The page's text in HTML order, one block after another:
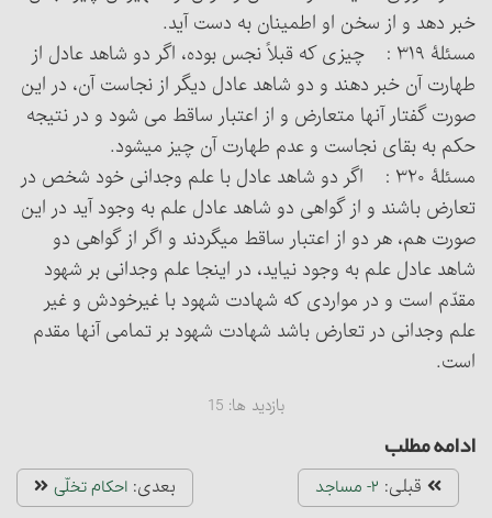
خبر دهد و از سخن او اطمینان به دست آید.
مسئلۀ ۳۱۹ : چیزی که قبلاً نجس بوده، اگر دو شاهد عادل از
طهارت آن خبر دهند و دو شاهد عادل دیگر از نجاست آن، در این
صورت گفتار آنها متعارض و از اعتبار ساقط می شود و در نتیجه
حکم به بقای نجاست و عدم طهارت آن چیز می‏شود.
مسئلۀ ۳۲۰ : اگر دو شاهد عادل با علم وجدانی خود شخص در
تعارض باشند و از گواهی دو شاهد عادل علم به وجود آید در این
صورت هم، هر دو از اعتبار ساقط می‏گردند و اگر از گواهی دو
شاهد عادل علم به وجود نیاید، در اینجا علم وجدانی بر شهود
مقدّم است و در مواردی که شهادت شهود با غیرخودش و غیر
علم وجدانی در تعارض باشد شهادت شهود بر تمامی آنها مقدم
است.
بازدید ها: 15
ادامه مطلب
قبلی: ۲- مساجد بعدی: احکام تخلّی